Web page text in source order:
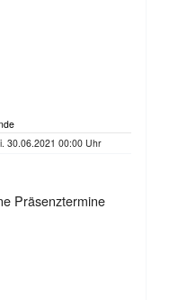
30.06.2021 00:00 Uhr
Präsenztermine